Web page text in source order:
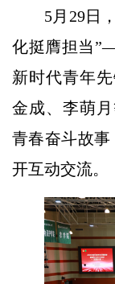
5月29日
化挺膺担当
新时代青年
金成、李萌
青春奋斗故事
开互动交流。